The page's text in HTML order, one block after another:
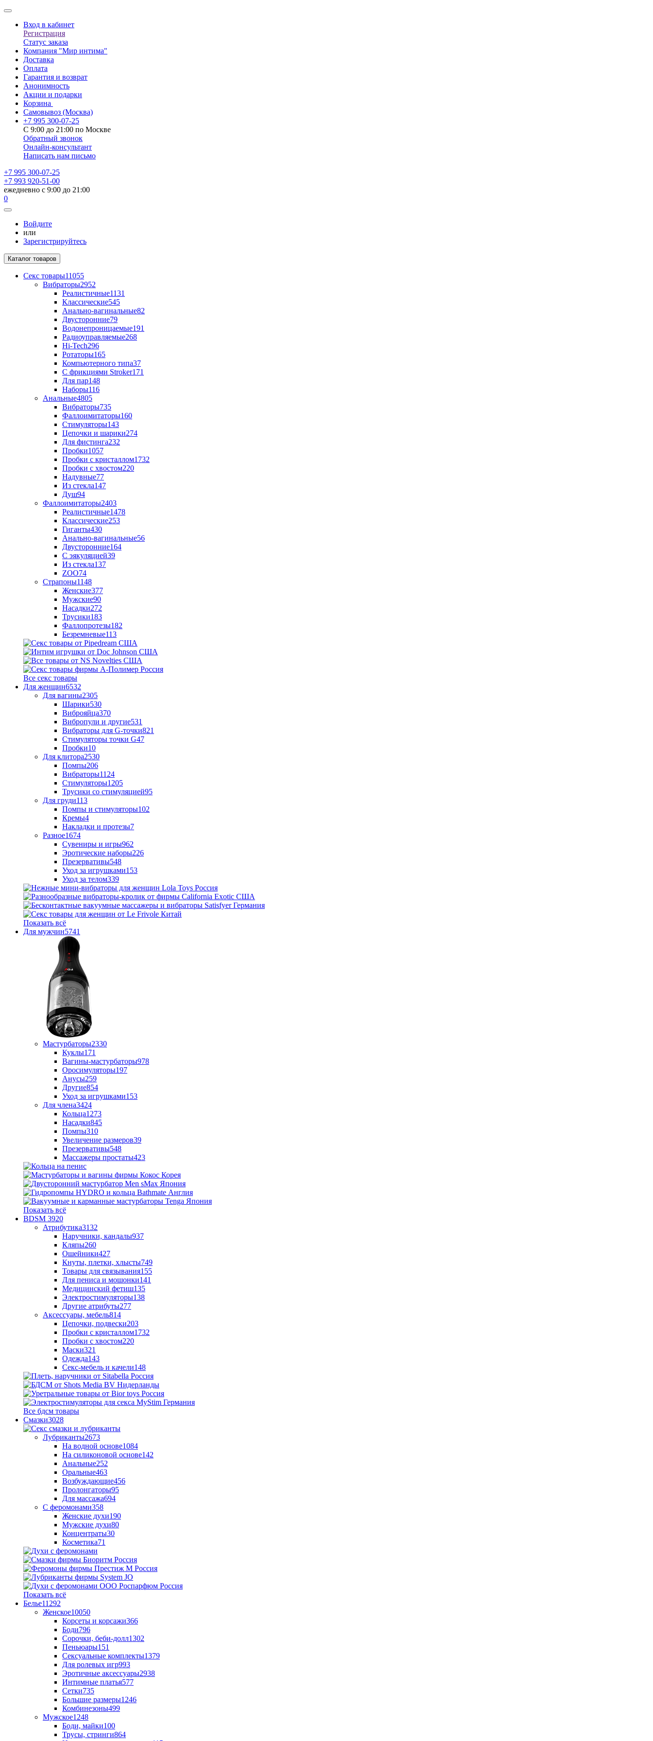
Вход в кабинет
Регистрация
Статус заказа
Компания "Мир интима"
Доставка
Оплата
Гарантия и возврат
Анонимность
Акции и подарки
Корзина
Самовывоз (Москва)
+7 995 300-07-25
С 9:00 до 21:00 по Москве
Обратный звонок
Онлайн-консультант
Написать нам письмо
+7 995 300-07-25
+7 993 920-51-00
ежедневно с 9:00 до 21:00
0
Войдите
или
Зарегистрируйтесь
Каталог товаров
Секс товары11055
Вибраторы2952
Реалистичные1131
Классические545
Анально-вагинальные82
Двусторонние79
Водонепроницаемые191
Радиоуправляемые268
Hi-Tech296
Ротаторы165
Компьютерного типа37
С фрикциями Stroker171
Для пар148
Наборы116
Анальные4805
Вибраторы735
Фаллоимитаторы160
Стимуляторы143
Цепочки и шарики274
Для фистинга232
Пробки1057
Пробки с кристаллом1732
Пробки с хвостом220
Надувные77
Из стекла147
Душ94
Фаллоимитаторы2403
Реалистичные1478
Классические253
Гиганты430
Анально-вагинальные56
Двусторонние164
С эякуляцией39
Из стекла137
ZOO74
Страпоны1148
Женские377
Мужские90
Насадки272
Трусики183
Фаллопротезы182
Безремневые113
Все секс товары
Для женщин6532
Для вагины2305
Шарики530
Виброяйца370
Вибропули и другие531
Вибраторы для G-точки821
Стимуляторы точки G47
Пробки10
Для клитора2530
Помпы206
Вибраторы1124
Стимуляторы1205
Трусики со стимуляцией95
Для груди113
Помпы и стимуляторы102
Кремы4
Накладки и протезы7
Разное1674
Сувениры и игры962
Эротические наборы226
Презервативы548
Уход за игрушками153
Уход за телом339
Показать всё
Для мужчин5741
Мастурбаторы2330
Куклы171
Вагины-мастурбаторы978
Оросимуляторы197
Анусы259
Другие854
Уход за игрушками153
Для члена3424
Кольца1273
Насадки845
Помпы310
Увеличение размеров39
Презервативы548
Массажеры простаты423
Показать всё
BDSM 3920
Атрибутика3132
Наручники, кандалы937
Кляпы260
Ошейники427
Кнуты, плетки, хлысты749
Товары для связывания155
Для пениса и мошонки141
Медицинский фетиш135
Электростимуляторы138
Другие атрибуты277
Аксессуары, мебель814
Цепочки, подвески203
Пробки с кристаллом1732
Пробки с хвостом220
Маски321
Одежда143
Секс-мебель и качели148
Все бдсм товары
Смазки3028
Лубриканты2673
На водной основе1084
На силиконовой основе142
Анальные252
Оральные463
Возбуждающие456
Пролонгаторы95
Для массажа694
С феромонами358
Женские духи190
Мужские духи80
Концентраты30
Косметика71
Показать всё
Белье11292
Женское10050
Корсеты и корсажи366
Боди796
Сорочки, беби-долл1302
Пеньюары151
Сексуальные комплекты1379
Для ролевых игр993
Эротичные аксессуары2938
Интимные платья577
Сетки735
Большие размеры1246
Комбинезоны499
Мужское1248
Боди, майки100
Трусы, стринги864